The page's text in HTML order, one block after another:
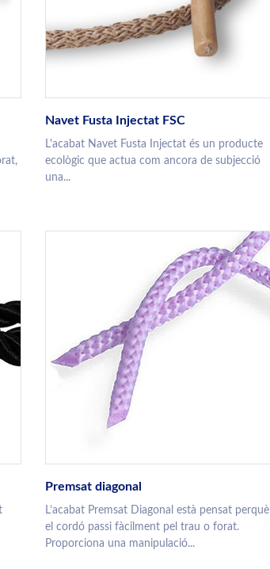
Navet Fusta Injectat FSC
L'acabat Navet Fusta Injectat és un producte
ecològic que actua com ancora de subjecció
una...
Premsat diagonal
L’acabat Premsat Diagonal està pensat perquè
el cordó passi fàcilment pel trau o forat.
Proporciona una manipulació...